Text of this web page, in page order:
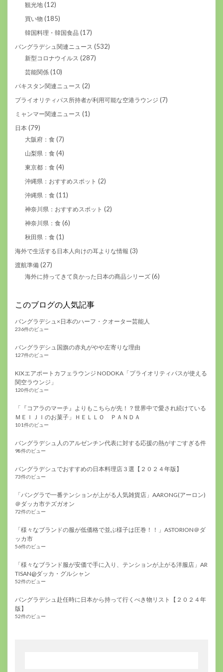
観光地 (12)
買い物 (185)
韓国料理・韓国食品 (17)
バングラデシュ関連ニュース (532)
新型コロナウイルス (287)
芸能関係 (10)
パキスタン関連ニュース (2)
プライオリティパス所持者が利用可能な空港ラウンジ (7)
ミャンマー関連ニュース (1)
日本 (79)
大阪府：食 (7)
山梨県：食 (4)
東京都：食 (4)
沖縄県：おすすめスポット (2)
沖縄県：食 (11)
神奈川県：おすすめスポット (2)
神奈川県：食 (6)
秋田県：食 (1)
海外で生活する日本人向けの耳よりな情報 (3)
渡航準備 (27)
海外に持ってきて良かった日本の商品シリーズ (6)
このブログの人気記事
バングラデシュ×日本のハーフ・クオーター芸能人
236件のビュー
バングラデシュ国旗の赤丸がやや左寄りな理由
127件のビュー
KIXエアポートカフェラウンジ NODOKA「プライオリティパスが使える
関空ラウンジ」
120件のビュー
「『コアラのマーチ』よりもこちらが先！？世界中で愛され続けている
ＭＥＩＪＩのお菓子」ＨＥＬＬＯ ＰＡＮＤＡ
101件のビュー
バングラデシュ人のアルゼンチン代表に対する応援の熱がすごすぎる件
98件のビュー
バングラデシュでおすすめの日本料理店３選【２０２４年版】
73件のビュー
「バングラで一番テンションが上がる人気雑貨店」AARONG(アーロン)
＠ダッカ市テズガオン
72件のビュー
「様々なブランドの服が低価格で並ぶ様子は圧巻！！」ASTORION＠ダ
ッカ市
56件のビュー
「様々なブランド服が安価で手に入り、テンションが上がる洋服店」AR
TISAN@ダッカ・グルシャン
52件のビュー
バングラデシュ赴任時に日本から持って行くべき物リスト【２０２４年
版】
52件のビュー